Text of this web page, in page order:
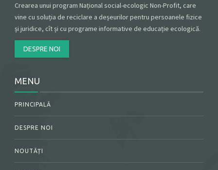
Crearea unui program Național social-ecologic Non-Profit, care
vine cu soluția de reciclare a deșeurilor pentru persoanele fizice
și juridice, cît și cu programe informative de educație ecologică.
DESPRE NOI
MENU
PRINCIPALĂ
DESPRE NOI
NOUTĂȚI